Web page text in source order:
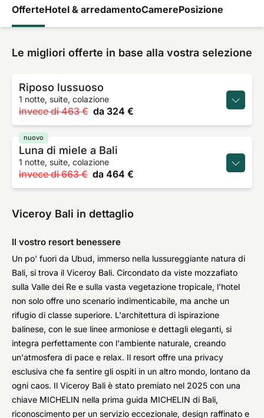
OfferteHotel & arredamentoCamerePosizione
Le migliori offerte in base alla vostra selezione
Riposo lussuoso
1 notte, suite, colazione
invece di 463 € da 324 €
Luna di miele a Bali
1 notte, suite, colazione
invece di 663 € da 464 €
nuovo
Viceroy Bali in dettaglio
Il vostro resort benessere
Un po' fuori da Ubud, immerso nella lussureggiante natura di
Bali, si trova il Viceroy Bali. Circondato da viste mozzafiato
sulla Valle dei Re e sulla vasta vegetazione tropicale, l'hotel
non solo offre uno scenario indimenticabile, ma anche un
rifugio di classe superiore. L'architettura di ispirazione
balinese, con le sue linee armoniose e dettagli eleganti, si
integra perfettamente con l'ambiente naturale, creando
un'atmosfera di pace e relax. Il resort offre una privacy
esclusiva che fa sentire gli ospiti in un altro mondo, lontano da
ogni caos. Il Viceroy Bali è stato premiato nel 2025 con una
chiave MICHELIN nella prima guida MICHELIN di Bali,
riconoscimento per un servizio eccezionale, design raffinato e